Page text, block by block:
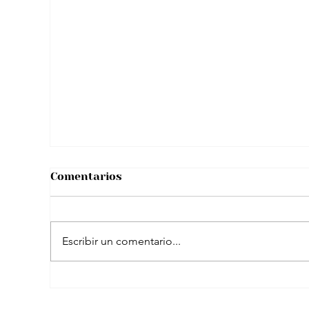
Comentarios
Escribir un comentario...